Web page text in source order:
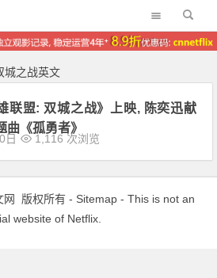
城之战英文
联盟: 双城之战》上映, 陈奕迅献
曲《孤勇者》
日 1,116 次浏览
网 版权所有 - Sitemap- This is not an
website of Netflix.